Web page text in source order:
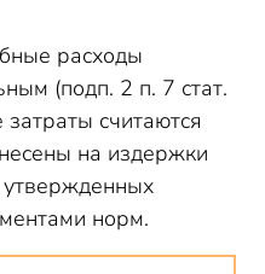
расходы
(подп. 2 п. 7 стат.
считаются
на издержки
норм.